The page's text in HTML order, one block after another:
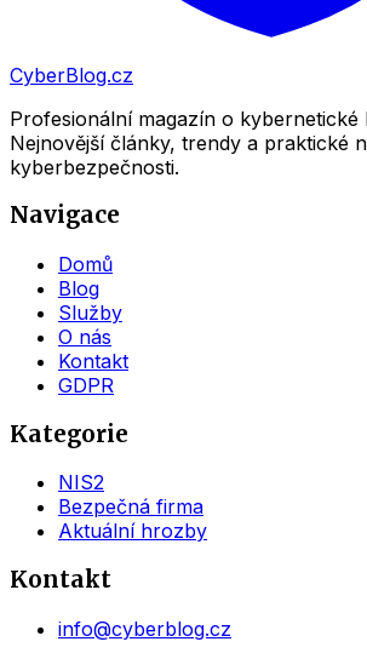
CyberBlog.cz
Profesionální magazín o kybernetické
Nejnovější články, trendy a praktické
kyberbezpečnosti.
Navigace
Domů
Blog
Služby
O nás
Kontakt
GDPR
Kategorie
NIS2
Bezpečná firma
Aktuální hrozby
Kontakt
info@cyberblog.cz